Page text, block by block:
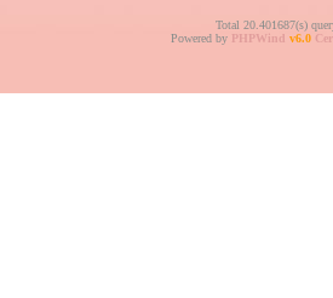
Total 20.401687(s)
Powered by PHPWind v6.0